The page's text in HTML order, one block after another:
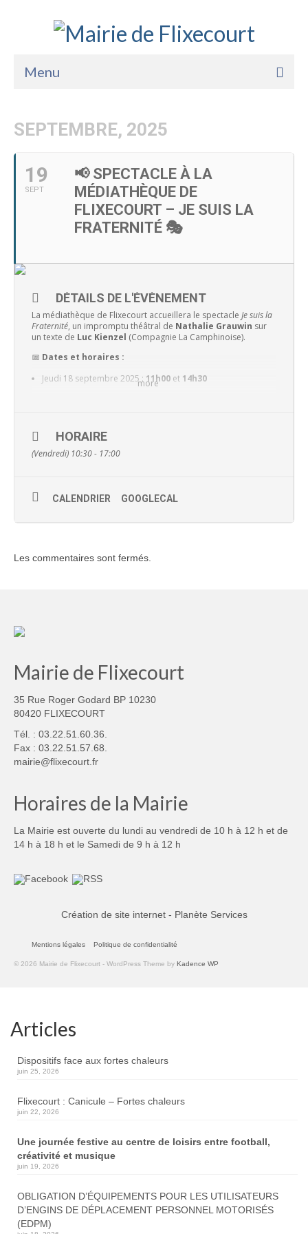
Menu
La Mairie
Vie Pratique
Services
Enfance Jeunesse
SEPTEMBRE, 2025
19
SEPT
📢 SPECTACLE À LA
MÉDIATHÈQUE DE
FLIXECOURT – JE SUIS LA
FRATERNITÉ 🎭
more
DÉTAILS DE L'ÉVÈNEMENT
La médiathèque de Flixecourt accueillera le spectacle Je suis la
Fraternité, un impromptu théâtral de Nathalie Grauwin sur
un texte de Luc Kienzel (Compagnie La Camphinoise).
📅 Dates et horaires :
Jeudi 18 septembre 2025 : 11h00 et 14h30
Ce spectacle d’une durée d’environ 30 minutes sera suivi d’un
temps d’échange avec le public
ℹ️ Renseignements et inscriptions : 03 22 39 18 17 –
HORAIRE
(Vendredi) 10:30 - 17:00
CALENDRIER GOOGLECAL
Les commentaires sont fermés.
Mairie de Flixecourt
35 Rue Roger Godard BP 10230
80420 FLIXECOURT
Tél. : 03.22.51.60.36.
Fax : 03.22.51.57.68.
mairie@flixecourt.fr
Horaires de la Mairie
La Mairie est ouverte du lundi au vendredi de 10 h à 12 h et de
14 h à 18 h et le Samedi de 9 h à 12 h
Création de site internet - Planète Services
Mentions légales Politique de confidentialité
© 2026 Mairie de Flixecourt - WordPress Theme by Kadence WP
Articles
Dispositifs face aux fortes chaleurs
juin 25, 2026
Flixecourt : Canicule – Fortes chaleurs
juin 22, 2026
Une journée festive au centre de loisirs entre football,
créativité et musique
juin 19, 2026
OBLIGATION D’ÉQUIPEMENTS POUR LES UTILISATEURS
D’ENGINS DE DÉPLACEMENT PERSONNEL MOTORISÉS
(EDPM)